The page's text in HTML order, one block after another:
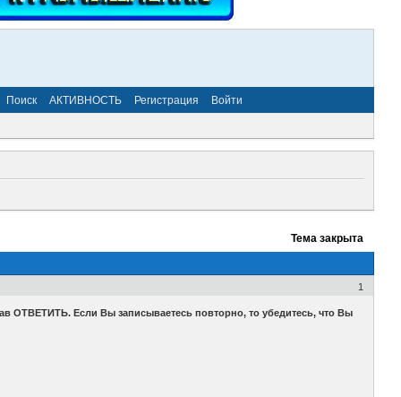
Поиск АКТИВНОСТЬ Регистрация Войти
Тема закрыта
1
ОТВЕТИТЬ. Если Вы записываетесь повторно, то убедитесь, что Вы